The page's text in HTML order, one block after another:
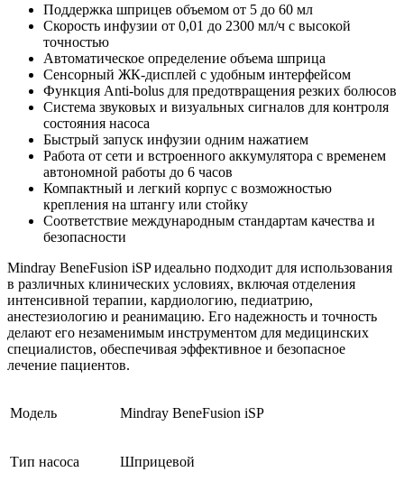
Поддержка шприцев объемом от 5 до 60 мл
Скорость инфузии от 0,01 до 2300 мл/ч с высокой
точностью
Автоматическое определение объема шприца
Сенсорный ЖК-дисплей с удобным интерфейсом
Функция Anti-bolus для предотвращения резких болюсов
Система звуковых и визуальных сигналов для контроля
состояния насоса
Быстрый запуск инфузии одним нажатием
Работа от сети и встроенного аккумулятора с временем
автономной работы до 6 часов
Компактный и легкий корпус с возможностью
крепления на штангу или стойку
Соответствие международным стандартам качества и
безопасности
Mindray BeneFusion iSP идеально подходит для использования
в различных клинических условиях, включая отделения
интенсивной терапии, кардиологию, педиатрию,
анестезиологию и реанимацию. Его надежность и точность
делают его незаменимым инструментом для медицинских
специалистов, обеспечивая эффективное и безопасное
лечение пациентов.
Модель Mindray BeneFusion iSP
Тип насоса Шприцевой